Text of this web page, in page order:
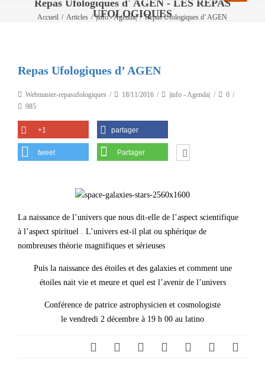
Repas Ufologiques d' AGEN - LES REPAS
UFOLOGIQUES
Accueil / Articles / |info - Agenda| / Repas Ufologiques d’ AGEN
Repas Ufologiques d’ AGEN
Webmaster-repasufologiques 18/11/2016 |info - Agenda|
0
985
+1 partager
tweet Partager
La naissance de l’univers que nous dit-elle de l’aspect scientifique
à l’aspect spirituel . L’univers est-il plat ou sphérique de
nombreuses théorie magnifiques et sérieuses
Puis la naissance des étoiles et des galaxies et comment une
étoiles nait vie et meure et quel est l’avenir de l’univers
Conférence de patrice astrophysicien et cosmologiste
le vendredi 2 décembre à 19 h 00 au latino